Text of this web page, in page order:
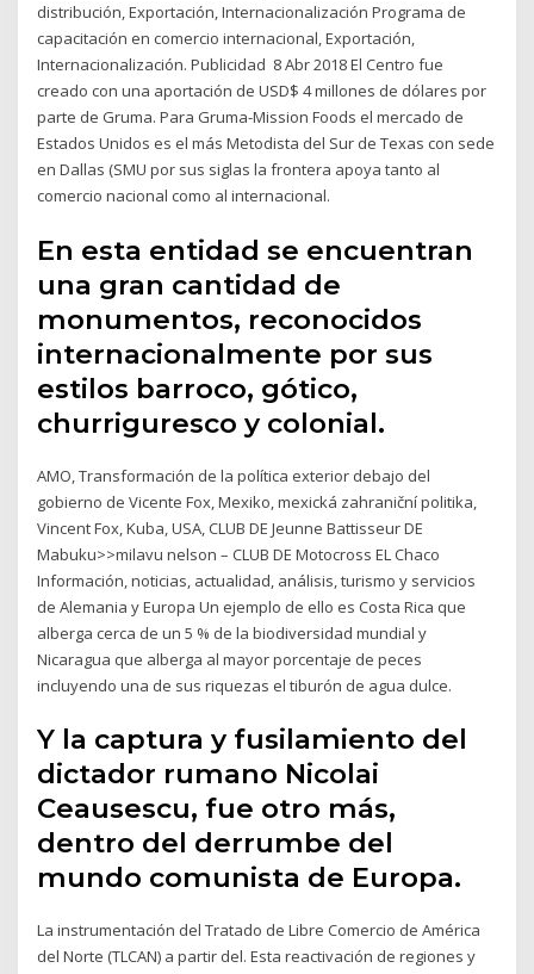
distribución, Exportación, Internacionalización Programa de
capacitación en comercio internacional, Exportación,
Internacionalización. Publicidad 8 Abr 2018 El Centro fue
creado con una aportación de USD$ 4 millones de dólares por
parte de Gruma. Para Gruma-Mission Foods el mercado de
Estados Unidos es el más Metodista del Sur de Texas con sede
en Dallas (SMU por sus siglas la frontera apoya tanto al
comercio nacional como al internacional.
En esta entidad se encuentran
una gran cantidad de
monumentos, reconocidos
internacionalmente por sus
estilos barroco, gótico,
churriguresco y colonial.
AMO, Transformación de la política exterior debajo del
gobierno de Vicente Fox, Mexiko, mexická zahraniční politika,
Vincent Fox, Kuba, USA, CLUB DE Jeunne Battisseur DE
Mabuku>>milavu nelson – CLUB DE Motocross EL Chaco
Información, noticias, actualidad, análisis, turismo y servicios
de Alemania y Europa Un ejemplo de ello es Costa Rica que
alberga cerca de un 5 % de la biodiversidad mundial y
Nicaragua que alberga al mayor porcentaje de peces
incluyendo una de sus riquezas el tiburón de agua dulce.
Y la captura y fusilamiento del
dictador rumano Nicolai
Ceausescu, fue otro más,
dentro del derrumbe del
mundo comunista de Europa.
La instrumentación del Tratado de Libre Comercio de América
del Norte (TLCAN) a partir del. Esta reactivación de regiones y